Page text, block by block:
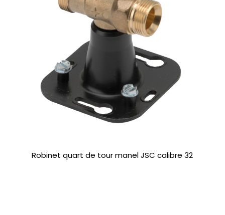
Robinet quart de tour manel JSC calibre 32